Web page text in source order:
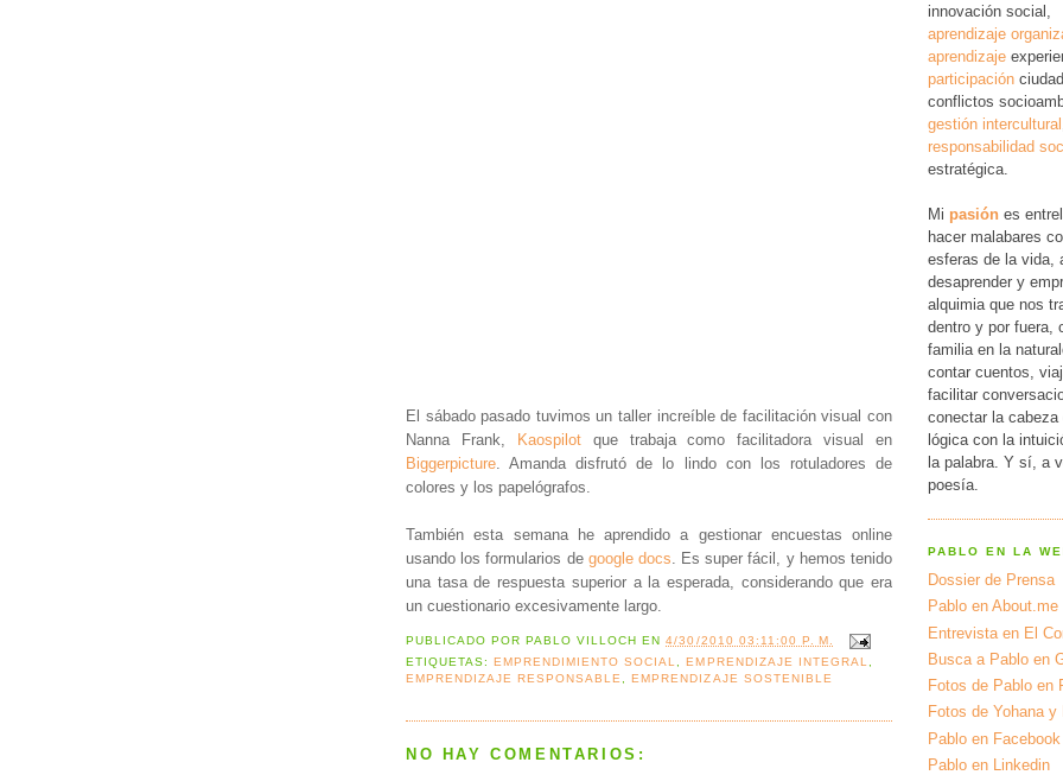
El sábado pasado tuvimos un taller increíble de facilitación visual con
Nanna Frank, Kaospilotque trabaja como facilitadora visual en
Biggerpicture . Amanda disfrutó de lo lindo con los rotuladores de
colores y los papelógrafos.
También esta semana he aprendido a gestionar encuestas online
usando los formularios de google docs . Es super fácil, y hemos tenido
una tasa de respuesta superior a la esperada, considerando que era
un cuestionario excesivamente largo.
PUBLICADO POR PABLO VILLOCH EN4/30/2010 03:11:00 P. M.
ETIQUETAS: EMPRENDIMIENTO SOCIAL, EMPRENDIZAJE INTEGRAL,
EMPRENDIZAJE RESPONSABLE, EMPRENDIZAJE SOSTENIBLE
NO HAY COMENTARIOS:
innovación social,
aprendizaje
aprendizaje
participación
conflictos
gestión intercultural
responsabilidad
estratégica.
Mi pasión es
hacer malabares
esferas de la vida,
desaprender y
alquimia que nos
dentro y por fuera,
familia en la
contar cuentos,
facilitar
conectar la
lógica con la
la palabra. Y sí, a
poesía.
PABLO EN LA
Dossier de Prensa
Pablo en About.me
Entrevista en El
Busca a Pablo en
Fotos de Pablo en
Fotos de Yohana y
Pablo en Facebook
Pablo en Linkedin